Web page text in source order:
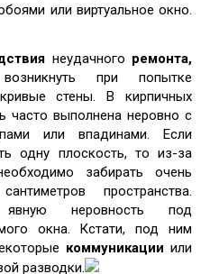
или виртуальное окно.
неудачного ремонта,
при попытке
стены. В кирпичных
часто выполнена неровно с
или впадинами. Если
одну плоскость, то из-за
забирать очень
пространства.
неровность под
окна. Кстати, под ним
коммуникации или
разводки.